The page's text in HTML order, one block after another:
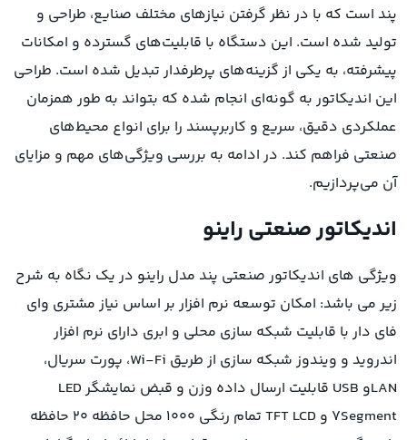
پند است که با در نظر گرفتن نیازهای مختلف صنایع، طراحی و
تولید شده است. این دستگاه با قابلیت‌های گسترده و امکانات
پیشرفته، به یکی از گزینه‌های پرطرفدار تبدیل شده است. طراحی
این اندیکاتور به گونه‌ای انجام شده که بتواند به طور همزمان
عملکردی دقیق، سریع و کاربرپسند را برای انواع محیط‌های
صنعتی فراهم کند. در ادامه به بررسی ویژگی‌های مهم و مزایای
آن می‌پردازیم.
اندیکاتور صنعتی راینو
ویژگی های اندیکاتور صنعتی پند مدل راینو در یک نگاه به شرح
زیر می باشد: امکان توسعه نرم افزار بر اساس نیاز مشتری وای
فای دار با قابلیت شبکه سازی محلی و ابری دارای نرم افزار
اندروید و ویندوز شبکه سازی از طریق Wi-Fi، پورت سریال،
LANو USB قابلیت ارسال داده وزن و قبض نمایشگر LED
7Segment و TFT LCD تمام رنگی ۱۰۰۰ محل حافظه ۲۰ حافظه